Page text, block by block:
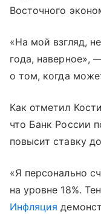
Восточного
«На мой взгляд,
года, наверное»,
о том, когда
Как отметил
что Банк России
повысит ставку
«Я персонально
на уровне 18%.
Инфляция